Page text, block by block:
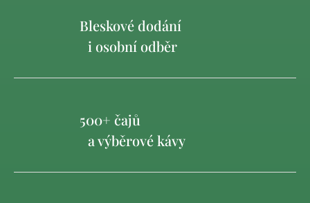
Bleskové dodání
i osobní odběr
500+ čajů
a výběrové kávy